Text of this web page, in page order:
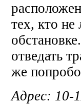
тех, кто
отведать
же
Адрес: 10-